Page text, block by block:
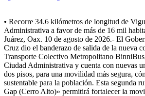
• Recorre 34.6 kilómetros de longitud de
Administrativa a favor de más de 16 mil
Juárez, Oax. 10 de agosto de 2026.- El
Cruz dio el banderazo de salida de la nueva
Transporte Colectivo Metropolitano
Ciudad Administrativa y cuenta con nuevas
dos pisos, para una movilidad más segura,
sustentable para la población. Esta segunda
Gap (Cerro Alto)» permitirá fortalecer la